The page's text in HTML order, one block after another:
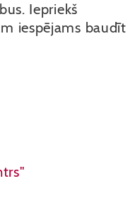
Iepriekš
iespējams baudīt